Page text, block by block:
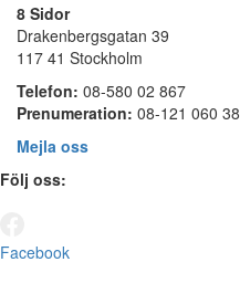
8 Sidor
Drakenbergsgatan 39
117 41 Stockholm
Telefon: 08-580 02 867
Prenumeration: 08-121 060 38
Mejla oss
Följ oss:
Facebook